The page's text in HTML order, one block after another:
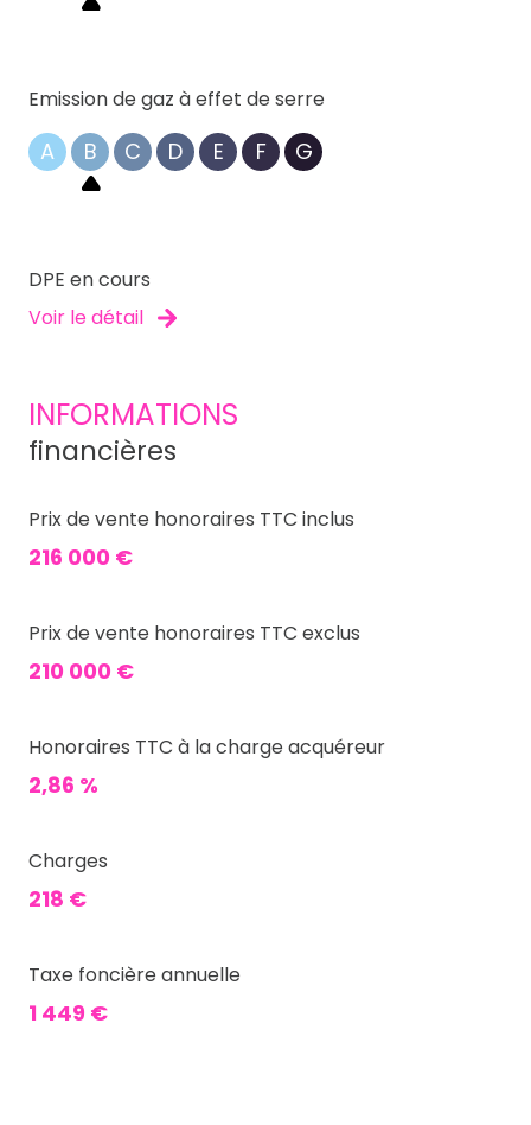
Emission de gaz à effet de serre
A B C D E F G
DPE en cours
Voir le détail
INFORMATIONS
financières
Prix de vente honoraires TTC inclus
216 000 €
Prix de vente honoraires TTC exclus
210 000 €
Honoraires TTC à la charge acquéreur
2,86 %
Charges
218 €
Taxe foncière annuelle
1 449 €